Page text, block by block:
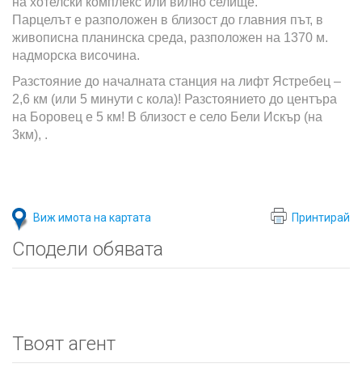
Парцелът е разположен в близост до главния път, в
живописна планинска среда, разположен на 1370 м.
надморска височина.
Разстояние до началната станция на лифт Ястребец –
2,6 км (или 5 минути с кола)! Разстоянието до центъра
на Боровец е 5 км! В близост е село Бели Искър (на
3км), .
Виж имота на картата Принтирай
Сподели обявата
Твоят агент